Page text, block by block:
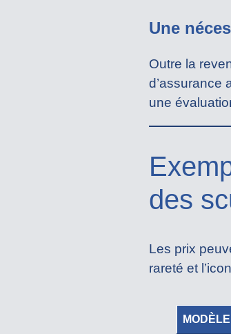
Une
Outre la
d’assurance
une
des
Les prix
rareté et
MODÈLE